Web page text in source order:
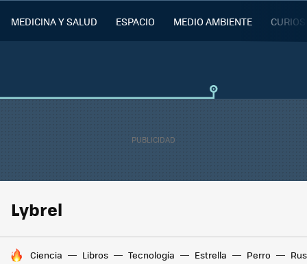
MEDICINA Y SALUD ESPACIO MEDIO AMBIENTE
Lybrel
HOY SE HABLA DE
Ciencia Libros Tecnología Estrella Perro